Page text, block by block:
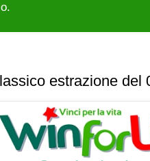
estrazione del